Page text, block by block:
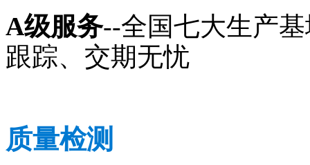
A级服务--全国七大生产
跟踪、交期无忧
质量检测